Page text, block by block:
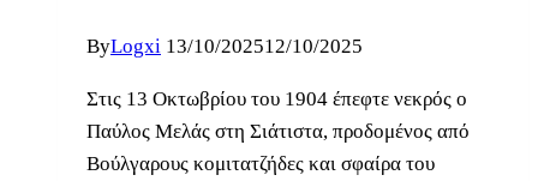
ByLogxi 13/10/202512/10/2025
Στις 13 Οκτωβρίου του 1904 έπεφτε νεκρός ο
Παύλος Μελάς στη Σιάτιστα, προδομένος από
Βούλγαρους κομιτατζήδες και σφαίρα του